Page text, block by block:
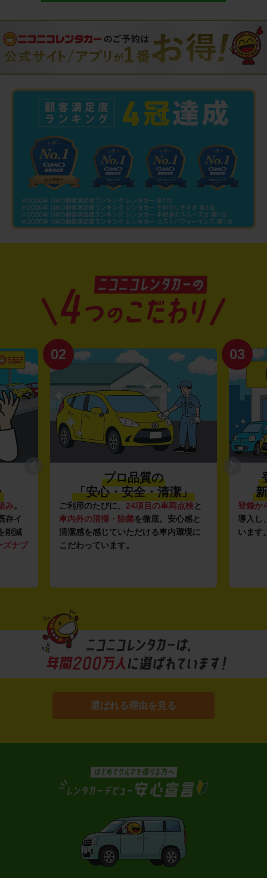
み。
存イ
削減
ズナブ
02
プロ品質の
「安心・安全・清潔」
ご利用のたびに、 24項目の車両点検と
車内外の清掃・除菌を徹底。安心感と
清潔感を感じていただける車内環境に
こだわっています。
03
登録か
導入し
います
選ばれる理由を見る